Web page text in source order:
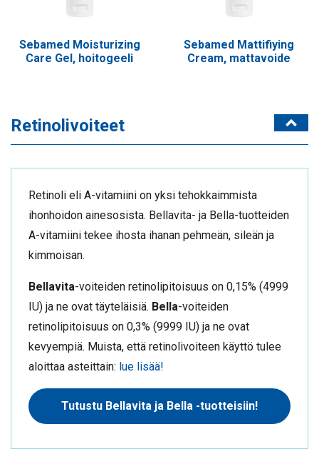
Sebamed Moisturizing
Care Gel, hoitogeeli
Sebamed Mattifiying
Cream, mattavoide
Retinolivoiteet
Retinoli eli A-vitamiini on yksi tehokkaimmista
ihonhoidon ainesosista. Bellavita- ja Bella-tuotteiden
A-vitamiini tekee ihosta ihanan pehmeän, sileän ja
kimmoisan.
Bellavita-voiteiden retinolipitoisuus on 0,15% (4999
IU) ja ne ovat täyteläisiä. Bella-voiteiden
retinolipitoisuus on 0,3% (9999 IU) ja ne ovat
kevyempiä. Muista, että retinolivoiteen käyttö tulee
aloittaa asteittain: lue lisää!
Tutustu Bellavita ja Bella -tuotteisiin!